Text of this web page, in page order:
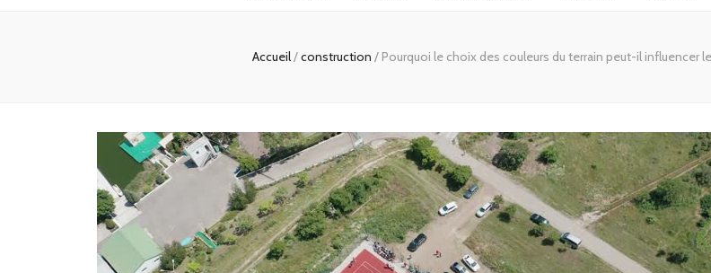
Accueil/construction / Pourquoi le choix des couleurs du terrain peut-il influencer